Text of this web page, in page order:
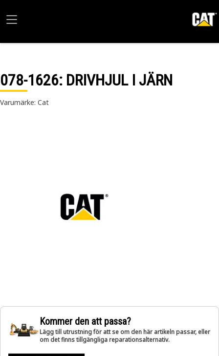
078-1626: DRIVHJUL I JÄRN
Varumärke: Cat
Kommer den att passa?
Lägg till utrustning för att se om den här artikeln passar, eller
om det finns tillgängliga reparationsalternativ.